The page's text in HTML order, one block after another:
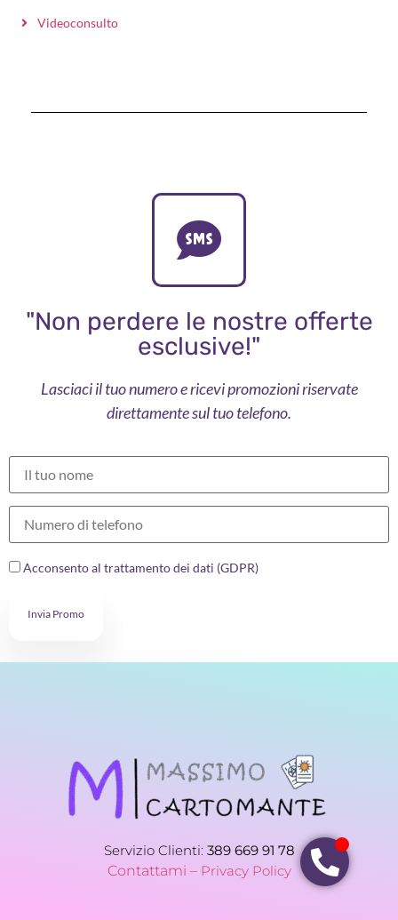
Videoconsulto
"Non perdere le nostre offerte
esclusive!"
Lasciaci il tuo numero e ricevi promozioni riservate
direttamente sul tuo telefono.
Acconsento al trattamento dei dati (GDPR)
Invia Promo
Servizio Clienti: 389 669 91 78
Contattami – Privacy Policy